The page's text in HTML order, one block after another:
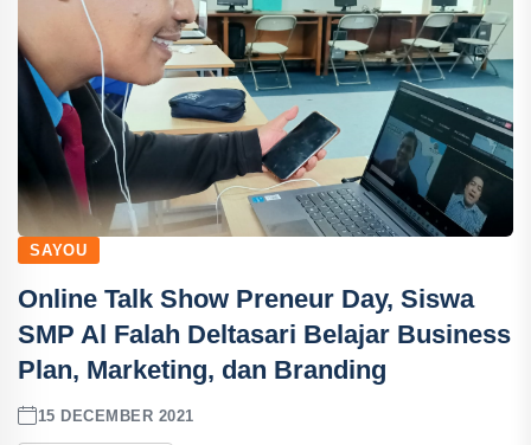
SAYOU
Online Talk Show Preneur Day, Siswa
SMP Al Falah Deltasari Belajar Business
Plan, Marketing, dan Branding
15 DECEMBER 2021